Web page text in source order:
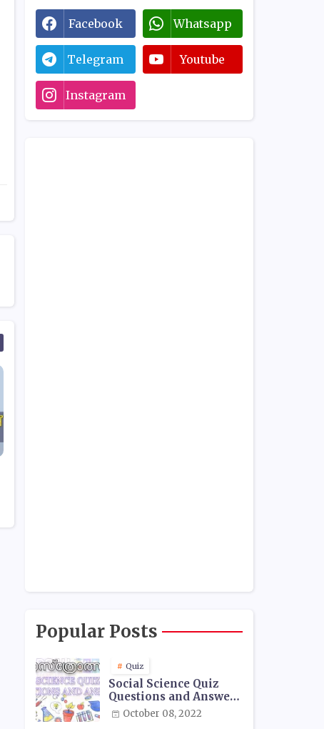
Facebook Whatsapp
Telegram Youtube
Instagram
Popular Posts
Quiz
Social Science Quiz
Questions and Answers
- 01October 08, 2022